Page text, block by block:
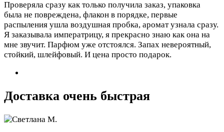
Проверяла сразу как только получила заказ, упаковка
была не повреждена, флакон в порядке, первые
распыления ушла воздушная пробка, аромат узнала сразу.
Я заказывала императрицу, я прекрасно знаю как она на
мне звучит. Парфюм уже отстоялся. Запах невероятный,
стойкий, шлейфовый. И цена просто подарок.
Доставка очень быстрая